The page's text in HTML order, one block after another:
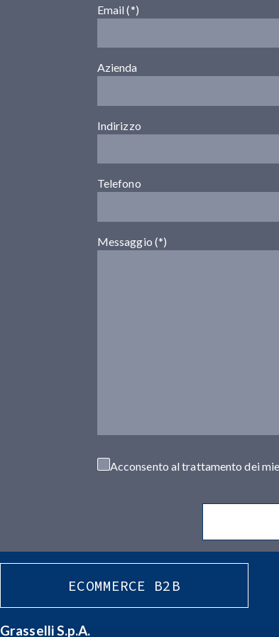
Email (*)
Azienda
Indirizzo
Telefono
Messaggio (*)
Acconsento al trattamento dei
ECOMMERCE B2B
Grasselli S.p.A.